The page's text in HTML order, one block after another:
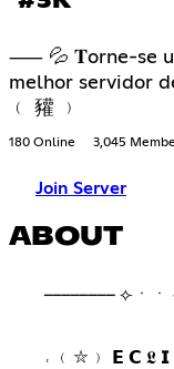
⸺ 💦 𝐓orne-se
melhor servidor
﹙ 䝔 ﹚
180 Online 3,045
Join Server
ABOUT
⠀ ⠀ ⟣ㆍㆍ
˓ ﹙⛥﹚ 𝗘 𝗖 𝕷 𝗜